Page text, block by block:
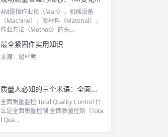
4M是指作业员（Man），机械设备
（Machine），原材料（Material），
作业方法（Method）的头...
最全紧固件实用知识
来源：螺丝君
质量人必知的三个术语：全面质量、过程质量、设计质量
全面质量监控 Total Quality Control 什
么是全面质量控制 全面质量控制（Tota
l Qua...